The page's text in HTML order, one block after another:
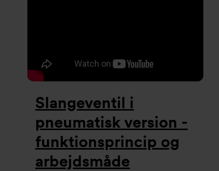
Slangeventil i
pneumatisk version -
funktionsprincip og
arbejdsmåde